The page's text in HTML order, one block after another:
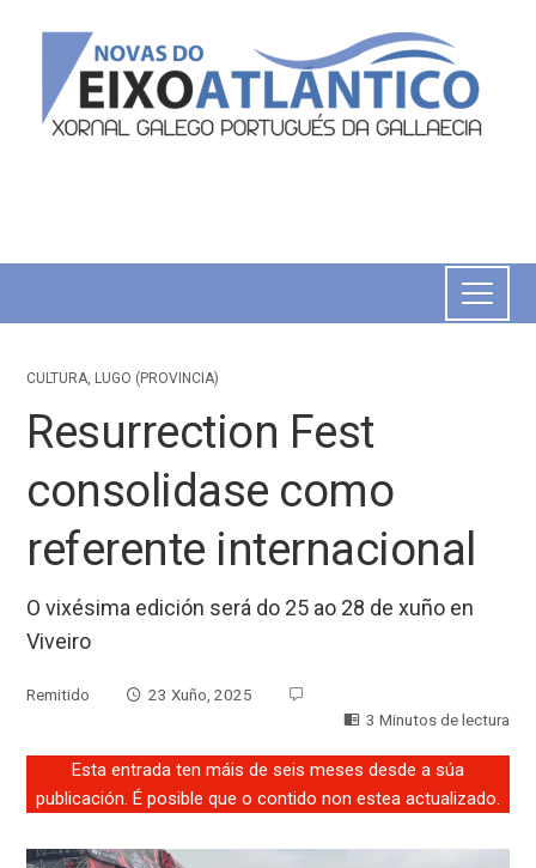
CULTURA, LUGO (PROVINCIA)
Resurrection Fest
consolidase como
referente internacional
O vixésima edición será do 25 ao 28 de xuño en
Viveiro
Remitido
23 Xuño, 2025
3 Minutos de lectura
Esta entrada ten máis de seis meses desde a súa
publicación. É posible que o contido non estea actualizado.